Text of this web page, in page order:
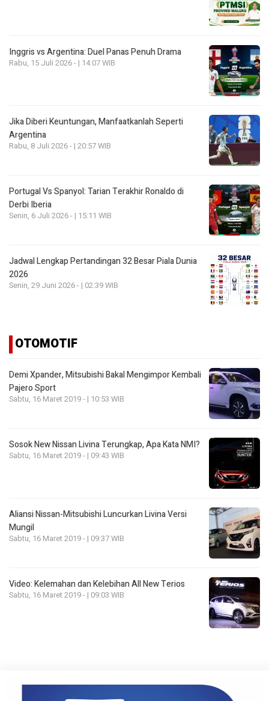
Inggris vs Argentina: Duel Panas Penuh Drama
Rabu, 15 Juli 2026 - | 14:07 WIB
Jika Diberi Keuntungan, Manfaatkanlah Seperti
Argentina
Rabu, 8 Juli 2026 - | 20:57 WIB
Portugal Vs Spanyol: Tarian Terakhir Ronaldo di
Derbi Iberia
Senin, 6 Juli 2026 - | 15:11 WIB
Jadwal Lengkap Pertandingan 32 Besar Piala Dunia
2026
Senin, 29 Juni 2026 - | 02:39 WIB
OTOMOTIF
Demi Xpander, Mitsubishi Bakal Mengimpor Kembali
Pajero Sport
Sabtu, 16 Maret 2019 - | 10:53 WIB
Sosok New Nissan Livina Terungkap, Apa Kata NMI?
Sabtu, 16 Maret 2019 - | 09:43 WIB
Aliansi Nissan-Mitsubishi Luncurkan Livina Versi
Mungil
Sabtu, 16 Maret 2019 - | 09:37 WIB
Video: Kelemahan dan Kelebihan All New Terios
Sabtu, 16 Maret 2019 - | 09:03 WIB